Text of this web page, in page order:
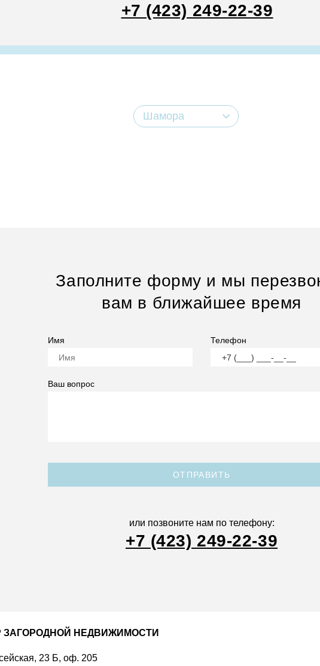
+7 (423) 249-22-39
Шамора
Заполните форму и мы
вам в ближайшее время
Имя Телефон
Ваш вопрос
ОТПРАВИТЬ
или позвоните нам по телефону:
+7 (423) 249-22-39
ЗАГОРОДНОЙ НЕДВИЖИМОСТИ
23 Б, оф. 205